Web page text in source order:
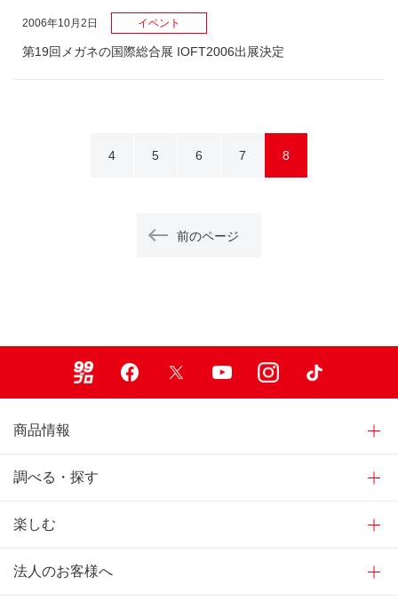
2006年10月2日 イベント
第19回メガネの国際総合展 IOFT2006出展決定
前のページ
4 5 6 7 8
商品情報
調べる・探す
楽しむ
法人のお客様へ